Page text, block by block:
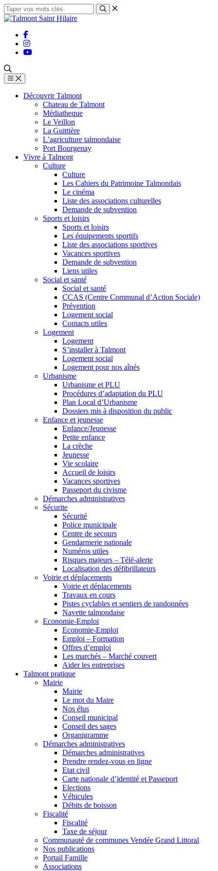
Découvrir Talmont
Chateau de Talmont
Médiatheque
Le Veillon
La Guittière
L’agriculture talmondaise
Port Bourgenay
Vivre à Talmont
Culture
Culture
Les Cahiers du Patrimoine Talmondais
Le cinéma
Liste des associations culturelles
Demande de subvention
Sports et loisirs
Sports et loisirs
Les équipements sportifs
Liste des associations sportives
Vacances sportives
Demande de subvention
Liens utiles
Social et santé
Social et santé
CCAS (Centre Communal d’Action Sociale)
Prévention
Logement social
Contacts utiles
Logement
Logement
S’installer à Talmont
Logement social
Logement pour nos aînés
Urbanisme
Urbanisme et PLU
Procédures d’adaptation du PLU
Plan Local d’Urbanisme
Dossiers mis à disposition du public
Enfance et jeunesse
Enfance/Jeunesse
Petite enfance
La crèche
Jeunesse
Vie scolaire
Accueil de loisirs
Vacances sportives
Passeport du civisme
Démarches administratives
Sécurite
Sécurité
Police municipale
Centre de secours
Gendarmerie nationale
Numéros utiles
Risques majeurs – Télé-alerte
Localisation des défibrillateurs
Voirie et déplacements
Voirie et déplacements
Travaux en cours
Pistes cyclables et sentiers de randonnées
Navette talmondaise
Economie-Emploi
Economie-Emploi
Emploi – Formation
Offres d’emploi
Les marchés – Marché couvert
Aider les entreprises
Talmont pratique
Mairie
Mairie
Le mot du Maire
Nos élus
Conseil municipal
Conseil des sages
Organigramme
Démarches administratives
Démarches administratives
Prendre rendez-vous en ligne
Etat civil
Carte nationale d’identité et Passeport
Elections
Véhicules
Débits de boisson
Fiscalité
Fiscalité
Taxe de séjour
Communauté de communes Vendée Grand Littoral
Nos publications
Portail Famille
Associations